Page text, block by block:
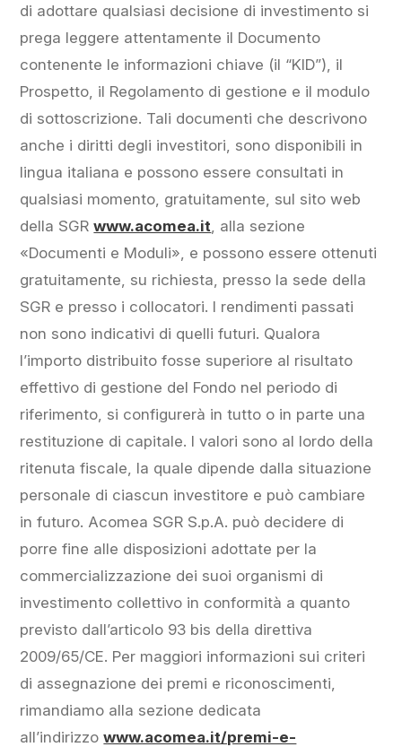
di adottare qualsiasi decisione di investimento si
prega leggere attentamente il Documento
contenente le informazioni chiave (il “KID”), il
Prospetto, il Regolamento di gestione e il modulo
di sottoscrizione. Tali documenti che descrivono
anche i diritti degli investitori, sono disponibili in
lingua italiana e possono essere consultati in
qualsiasi momento, gratuitamente, sul sito web
della SGRwww.acomea.it, alla sezione
«Documenti e Moduli», e possono essere ottenuti
gratuitamente, su richiesta, presso la sede della
SGR e presso i collocatori. I rendimenti passati
non sono indicativi di quelli futuri. Qualora
l’importo distribuito fosse superiore al risultato
effettivo di gestione del Fondo nel periodo di
riferimento, si configurerà in tutto o in parte una
restituzione di capitale. I valori sono al lordo della
ritenuta fiscale, la quale dipende dalla situazione
personale di ciascun investitore e può cambiare
in futuro. Acomea SGR S.p.A. può decidere di
porre fine alle disposizioni adottate per la
commercializzazione dei suoi organismi di
investimento collettivo in conformità a quanto
previsto dall’articolo 93 bis della direttiva
2009/65/CE. Per maggiori informazioni sui criteri
di assegnazione dei premi e riconoscimenti,
rimandiamo alla sezione dedicata
all’indirizzowww.acomea.it/premi-e-